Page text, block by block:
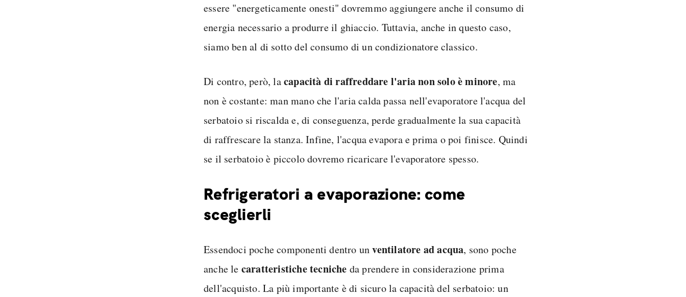
essere "energeticamente onesti" dovremmo aggiungere anche il consumo di
energia necessario a produrre il ghiaccio. Tuttavia, anche in questo caso,
siamo ben al di sotto del consumo di un condizionatore classico.
Di contro, però, lacapacità di raffreddare l'aria non solo è minore, ma
non è costante: man mano che l'aria calda passa nell'evaporatore l'acqua del
serbatoio si riscalda e, di conseguenza, perde gradualmente la sua capacità
di raffrescare la stanza. Infine, l'acqua evapora e prima o poi finisce. Quindi
se il serbatoio è piccolo dovremo ricaricare l'evaporatore spesso.
Refrigeratori a evaporazione: come
sceglierli
Essendoci poche componenti dentro unventilatore ad acqua, sono poche
anche le caratteristiche tecniche da prendere in considerazione prima
dell'acquisto. La più importante è di sicuro la capacità del serbatoio: un